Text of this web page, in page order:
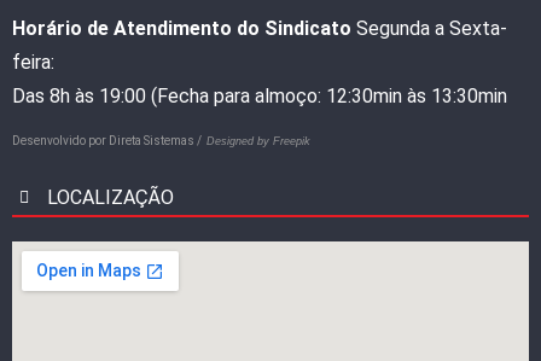
Horário de Atendimento do Sindicato Segunda a Sexta-
feira:
Das 8h às 19:00 (Fecha para almoço: 12:30min às 13:30min
Desenvolvido por Direta Sistemas / Designed by Freepik
LOCALIZAÇÃO